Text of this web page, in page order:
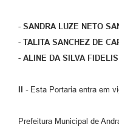
- SANDRA LUZE NETO
- TALITA SANCHEZ DE
- ALINE DA SILVA FIDELIS
II -Esta Portaria entra em
Prefeitura Municipal de